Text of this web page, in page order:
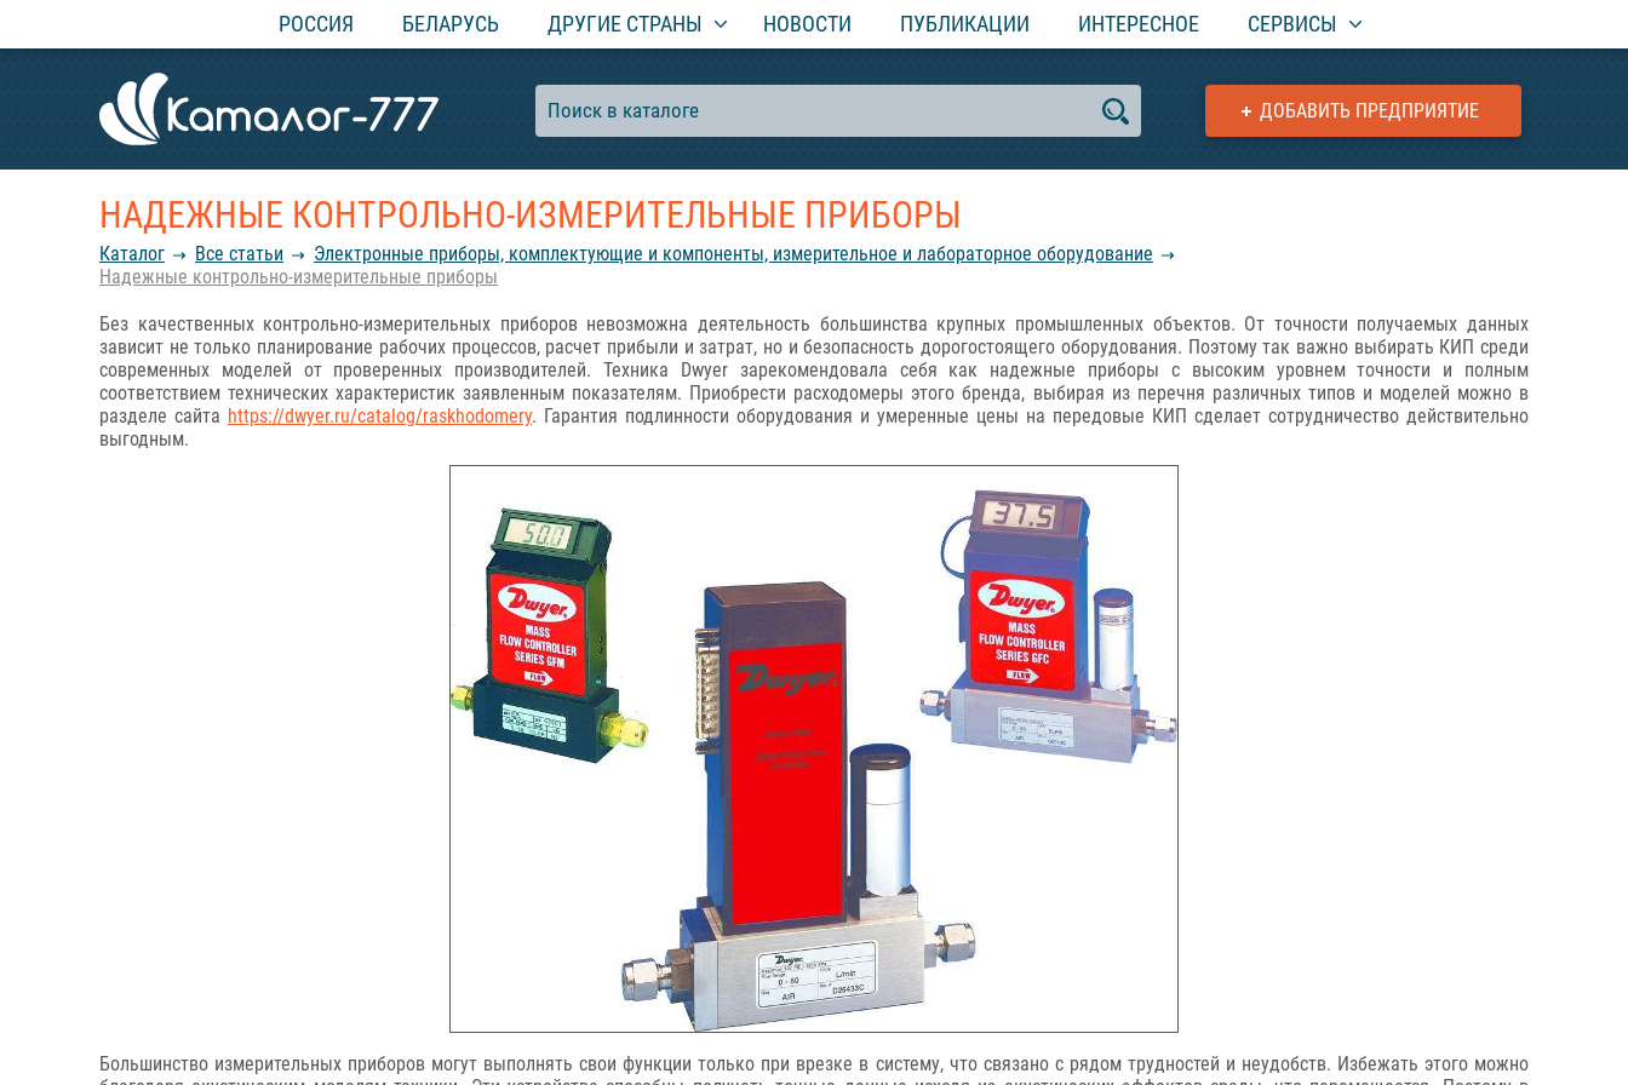
РОССИЯ БЕЛАРУСЬ ДРУГИЕ СТРАНЫ НОВОСТИ ПУБЛИКАЦИИ ИНТЕРЕСНОЕ СЕРВИСЫ
ДОБАВИТЬ ПРЕДПРИЯТИЕ
НАДЕЖНЫЕ КОНТРОЛЬНО-ИЗМЕРИТЕЛЬНЫЕ ПРИБОРЫ
Каталог Все статьи
Электронные приборы, комплектующие и компоненты, измерительное и лабораторное оборудование
Надежные контрольно-измерительные приборы
Без качественных контрольно-измерительных приборов невозможна деятельность большинства крупных промышленных объектов. От точности получаемых данных
зависит не только планирование рабочих процессов, расчет прибыли и затрат, но и безопасность дорогостоящего оборудования. Поэтому так важно выбирать КИП среди
современных моделей от проверенных производителей. Техника Dwyer зарекомендовала себя как надежные приборы с высоким уровнем точности и полным
соответствием технических характеристик заявленным показателям. Приобрести расходомеры этого бренда, выбирая из перечня различных типов и моделей можно в
разделе сайта https://dwyer.ru/catalog/raskhodomery. Гарантия подлинности оборудования и умеренные цены на передовые КИП сделает сотрудничество действительно
выгодным.
Большинство измерительных приборов могут выполнять свои функции только при врезке в систему, что связано с рядом трудностей и неудобств. Избежать этого можно